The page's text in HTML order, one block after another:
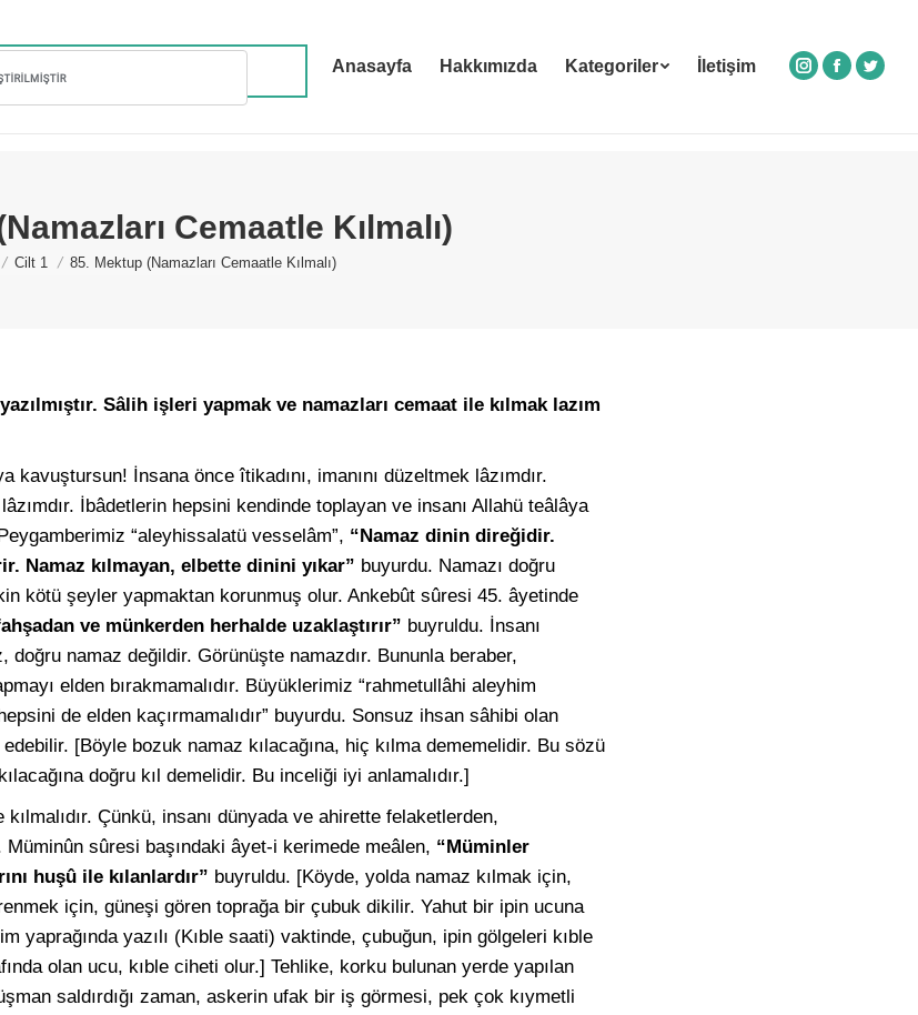
Anasayfa Hakkımızda Kategoriler İletişim
Instagram
Facebook
Cemaatle Kılmalı)
Cilt 1 85. Mektup (Namazları Cemaatle Kılmalı)
Sâlih işleri yapmak ve namazları cemaat ile kılmak lazım
İnsana önce îtikadını, imanını düzeltmek lâzımdır.
İbâdetlerin hepsini kendinde toplayan ve insanı Allahü teâlâya
“aleyhissalatü vesselâm”, “Namaz dinin direğidir.
Namaz kılmayan, elbette dinini yıkar” buyurdu. Namazı doğru
kötü şeyler yapmaktan korunmuş olur. Ankebût sûresi 45. âyetinde
ve münkerden herhalde uzaklaştırır” buyruldu. İnsanı
namaz değildir. Görünüşte namazdır. Bununla beraber,
elden bırakmamalıdır. Büyüklerimiz “rahmetullâhi aleyhim
de elden kaçırmamalıdır” buyurdu. Sonsuz ihsan sâhibi olan
[Böyle bozuk namaz kılacağına, hiç kılma dememelidir. Bu sözü
doğru kıl demelidir. Bu inceliği iyi anlamalıdır.]
Çünkü, insanı dünyada ve ahirette felaketlerden,
Müminûn sûresi başındaki âyet-i kerimede meâlen, “Müminler
huşû ile kılanlardır” buyruldu. [Köyde, yolda namaz kılmak için,
için, güneşi gören toprağa bir çubuk dikilir. Yahut bir ipin ucuna
yaprağında yazılı (Kıble saati) vaktinde, çubuğun, ipin gölgeleri kıble
olan ucu, kıble ciheti olur.] Tehlike, korku bulunan yerde yapılan
saldırdığı zaman, askerin ufak bir iş görmesi, pek çok kıymetli